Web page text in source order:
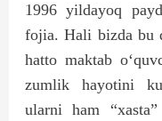
1996 yildayoq
fojia. Hali bizda bu
hatto maktab
zumlik hayotini
ularni ham